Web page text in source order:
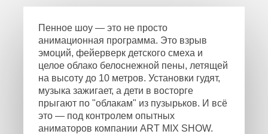
Пенное шоу — это не просто
анимационная программа. Это взрыв
эмоций, фейерверк детского смеха и
целое облако белоснежной пены, летящей
на высоту до 10 метров. Установки гудят,
музыка зажигает, а дети в восторге
прыгают по "облакам" из пузырьков. И всё
это — под контролем опытных
аниматоров компании ART MIX SHOW.